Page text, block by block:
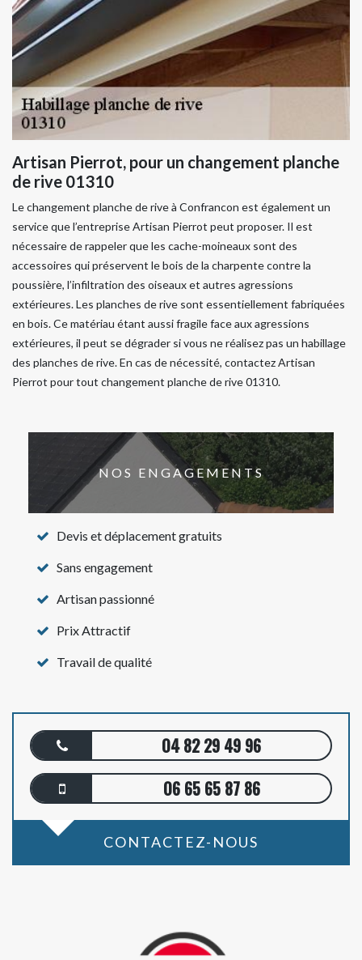
Artisan Pierrot, pour un changement planche
de rive 01310
Le changement planche de rive à Confrancon est également un
service que l’entreprise Artisan Pierrot peut proposer. Il est
nécessaire de rappeler que les cache-moineaux sont des
accessoires qui préservent le bois de la charpente contre la
poussière, l’infiltration des oiseaux et autres agressions
extérieures. Les planches de rive sont essentiellement fabriquées
en bois. Ce matériau étant aussi fragile face aux agressions
extérieures, il peut se dégrader si vous ne réalisez pas un habillage
des planches de rive. En cas de nécessité, contactez Artisan
Pierrot pour tout changement planche de rive 01310.
NOS ENGAGEMENTS
Devis et déplacement gratuits
Sans engagement
Artisan passionné
Prix Attractif
Travail de qualité
04 82 29 49 96
06 65 65 87 86
CONTACTEZ-NOUS